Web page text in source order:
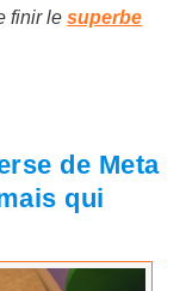
finir lesuperbe
de Meta
qui